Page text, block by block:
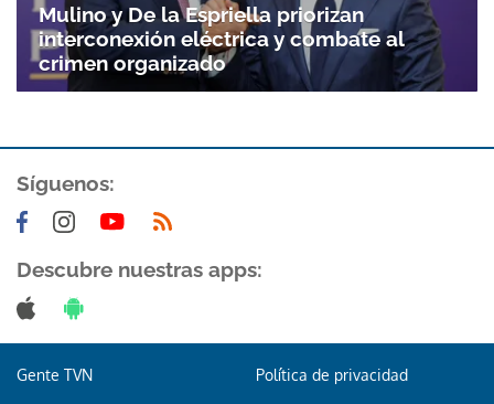
Mulino y De la Espriella priorizan
interconexión eléctrica y combate al
crimen organizado
Síguenos:
Descubre nuestras apps:
Gente TVN Política de privacidad